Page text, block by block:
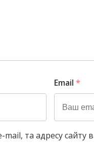
Email *
mail, та адресу